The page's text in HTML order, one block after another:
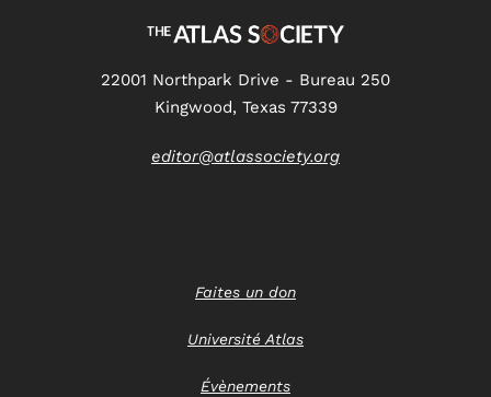
22001 Northpark Drive - Bureau 250
Kingwood, Texas 77339
editor@atlassociety.org
Faites un don
Université Atlas
Évènements